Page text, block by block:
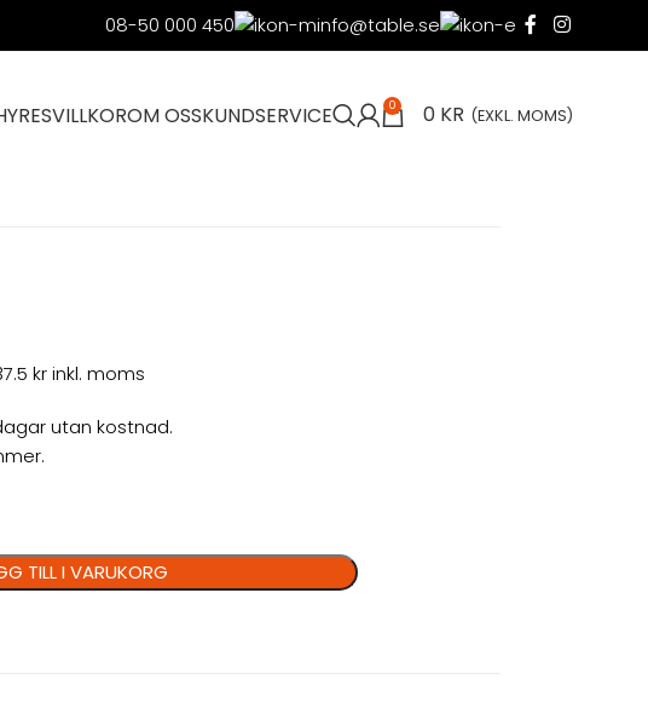
08-50 000 450 info@table.se
OM OSSKUNDSERVICE 0 0 KR (EXKL. MOMS)
kr inkl. moms
utan kostnad.
TILL I VARUKORG